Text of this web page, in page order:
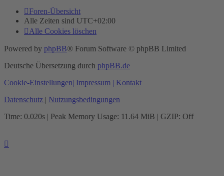
Foren-Übersicht
Alle Zeiten sind UTC+02:00
Alle Cookies löschen
Powered by phpBB® Forum Software © phpBB Limited
Deutsche Übersetzung durch phpBB.de
Cookie-Einstellungen| Impressum | Kontakt
Datenschutz | Nutzungsbedingungen
Time: 0.020s | Peak Memory Usage: 11.64 MiB | GZIP: Off